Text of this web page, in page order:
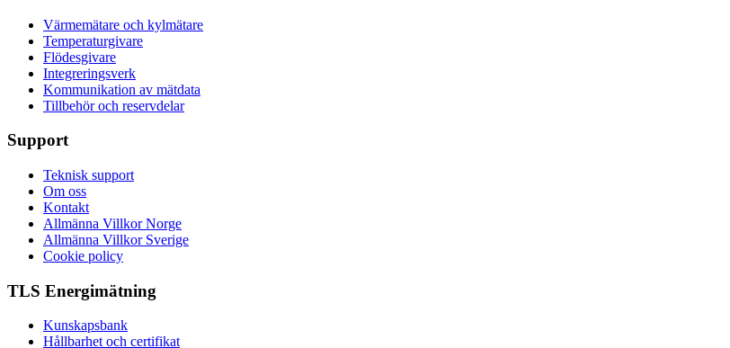
Värmemätare och kylmätare
Temperaturgivare
Flödesgivare
Integreringsverk
Kommunikation av mätdata
Tillbehör och reservdelar
Support
Teknisk support
Om oss
Kontakt
Allmänna Villkor Norge
Allmänna Villkor Sverige
Cookie policy
TLS Energimätning
Kunskapsbank
Hållbarhet och certifikat